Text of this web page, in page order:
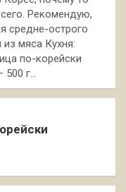
Рекомендую,
средне-острого
из мяса Кухня:
по-корейски
500 г…